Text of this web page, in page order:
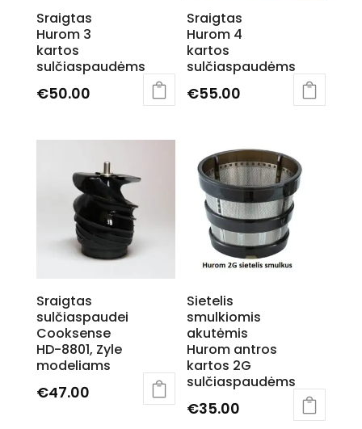
Sraigtas
Hurom 3
kartos
sulčiaspaudėms
€50.00
Sraigtas
Hurom 4
kartos
sulčiaspaudėms
€55.00
Sraigtas
sulčiaspaudei
Cooksense
HD-8801, Zyle
modeliams
€47.00
Sietelis
smulkiomis
akutėmis
Hurom antros
kartos 2G
sulčiaspaudėms
€35.00